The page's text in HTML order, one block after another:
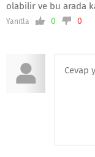
olabilir ve bu arada
Yanıtla 0 0